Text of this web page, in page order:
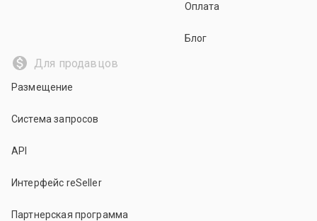
Оплата
Блог
Для продавцов
Размещение
Система запросов
API
Интерфейс reSeller
Партнерская программа